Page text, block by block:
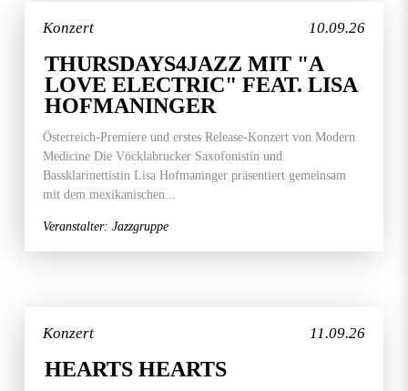
10.09.26
Konzert
THURSDAYS4JAZZ MIT "A
LOVE ELECTRIC" FEAT. LISA
HOFMANINGER
Österreich-Premiere und erstes Release-Konzert von Modern
Medicine Die Vöcklabrucker Saxofonistin und
Bassklarinettistin Lisa Hofmaninger präsentiert gemeinsam
mit dem mexikanischen...
Veranstalter: Jazzgruppe
11.09.26
Konzert
HEARTS HEARTS